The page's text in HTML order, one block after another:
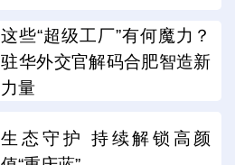
这些“超级工厂”有何魔力？
驻华外交官解码合肥智造新
力量
生态守护 持续解锁高颜